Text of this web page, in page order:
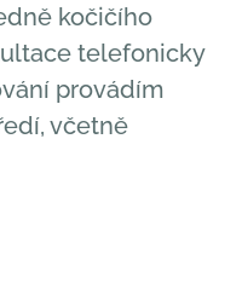
kočičího
telefonicky
provádím
včetně